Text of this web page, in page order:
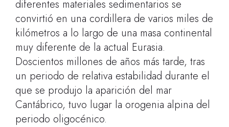
diferentes materiales sedimentarios se
convirtió en una cordillera de varios miles de
kilómetros a lo largo de una masa continental
muy diferente de la actual Eurasia.
Doscientos millones de años más tarde, tras
un periodo de relativa estabilidad durante el
que se produjo la aparición del mar
Cantábrico, tuvo lugar la orogenia alpina del
periodo oligocénico.